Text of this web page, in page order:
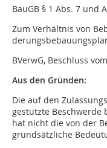
BauGB § 1 Abs. 7 und
Zum Verhältnis von
BVerwG, Beschluss
Aus den Gründen:
Die auf den
gestützte Beschwerde
hat nicht die von der
grundsätzliche